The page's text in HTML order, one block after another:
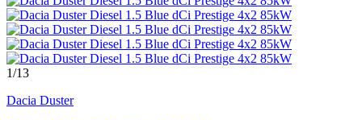
1/13
Dacia Duster